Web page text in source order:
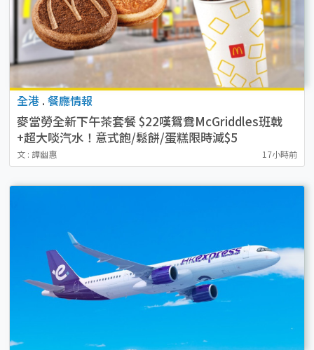
全港 . 餐廳情報
麥當勞全新下午茶套餐 $22嘆鴛鴦McGriddles班戟
+超大啖汽水！意式飽/鬆餅/蛋糕限時減$5
文 : 譚幽惠 17小時前